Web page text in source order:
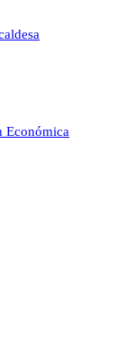
Económica